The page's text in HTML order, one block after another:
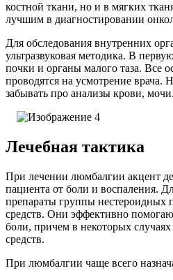
костной ткани, но и в мягких
лучшим в диагностировании
Для обследования внутренних
ультразвуковая методика. В
почки и органы малого таза. Все
проводятся на усмотрение врача.
забывать про анализы крови, мочи.
Лечебная тактика
При лечении люмбалгии акцент
пациента от боли и воспаления.
препараты группы нестероидных
средств. Они эффективно
боли, причем в некоторых
средств.
При люмбалгии чаще всего